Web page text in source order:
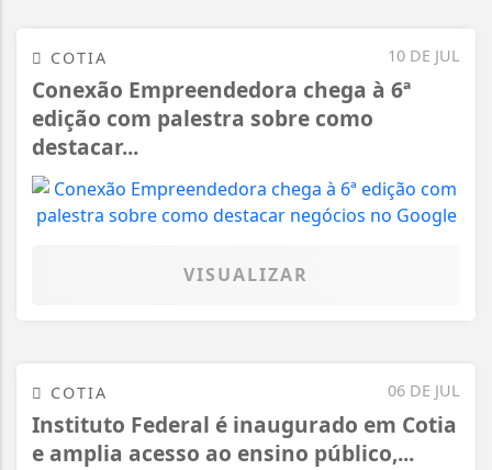
10 DE JUL
COTIA
Conexão Empreendedora chega à 6ª
edição com palestra sobre como
destacar...
VISUALIZAR
06 DE JUL
COTIA
Instituto Federal é inaugurado em Cotia
e amplia acesso ao ensino público,...